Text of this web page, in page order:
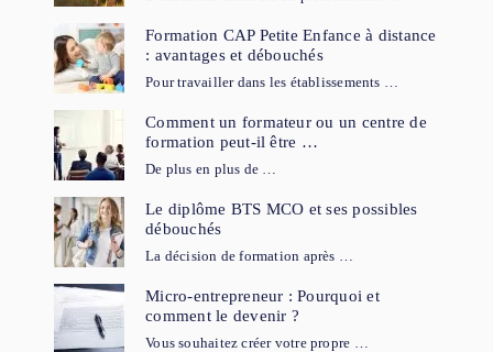
Formation CAP Petite Enfance à distance
: avantages et débouchés
Pour travailler dans les établissements …
Comment un formateur ou un centre de
formation peut-il être …
De plus en plus de …
Le diplôme BTS MCO et ses possibles
débouchés
La décision de formation après …
Micro-entrepreneur : Pourquoi et
comment le devenir ?
Vous souhaitez créer votre propre …